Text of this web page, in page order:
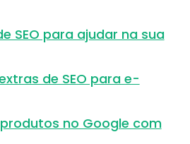
SEO para ajudar na sua
de SEO para e-
no Google com